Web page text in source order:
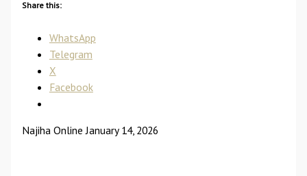
Share this:
WhatsApp
Telegram
X
Facebook
Najiha OnlineJanuary 14, 2026